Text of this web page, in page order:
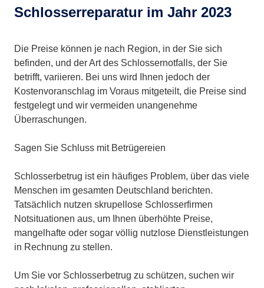
Schlosserreparatur im Jahr 2023
Die Preise können je nach Region, in der Sie sich
befinden, und der Art des Schlossernotfalls, der Sie
betrifft, variieren. Bei uns wird Ihnen jedoch der
Kostenvoranschlag im Voraus mitgeteilt, die Preise sind
festgelegt und wir vermeiden unangenehme
Überraschungen.
Sagen Sie Schluss mit Betrügereien
Schlosserbetrug ist ein häufiges Problem, über das viele
Menschen im gesamten Deutschland berichten.
Tatsächlich nutzen skrupellose Schlosserfirmen
Notsituationen aus, um Ihnen überhöhte Preise,
mangelhafte oder sogar völlig nutzlose Dienstleistungen
in Rechnung zu stellen.
Um Sie vor Schlosserbetrug zu schützen, suchen wir